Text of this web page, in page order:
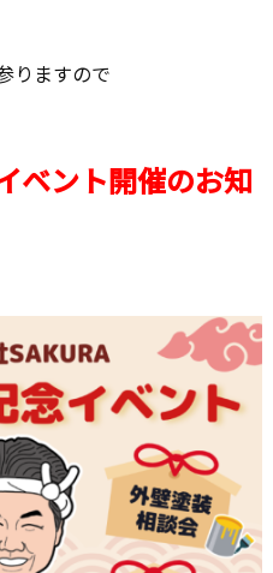
りますので
ベント開催のお知